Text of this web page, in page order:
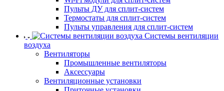
Пульты ДУ для сплит-систем
Термостаты для сплит-систем
Пульты управления для сплит-систем
Системы вентиляции
воздуха
Вентиляторы
Промышленные вентиляторы
Аксессуары
Вентиляционные установки